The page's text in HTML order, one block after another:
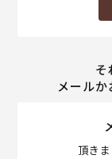
そ
メールか
頂き